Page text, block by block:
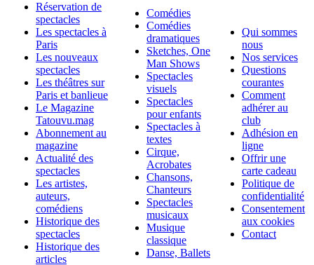
Réservation de
spectacles
Les spectacles à
Paris
Les nouveaux
spectacles
Les théâtres sur
Paris et banlieue
Le Magazine
Tatouvu.mag
Abonnement au
magazine
Actualité des
spectacles
Les artistes,
auteurs,
comédiens
Historique des
spectacles
Historique des
articles
Comédies
Comédies
dramatiques
Sketches, One
Man Shows
Spectacles
visuels
Spectacles
pour enfants
Spectacles à
textes
Cirque,
Acrobates
Chansons,
Chanteurs
Spectacles
musicaux
Musique
classique
Danse, Ballets
Qui sommes
nous
Nos services
Questions
courantes
Comment
adhérer au
club
Adhésion en
ligne
Offrir une
carte cadeau
Politique de
confidentialité
Consentement
aux cookies
Contact